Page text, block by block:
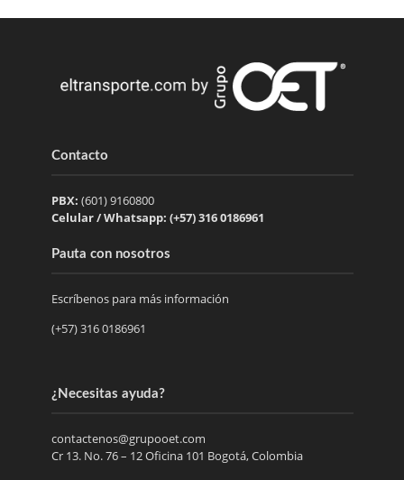
Contacto
PBX: (601) 9160800
Celular / Whatsapp: (+57) 316 0186961
Pauta con nosotros
Escríbenos para más información
(+57) 316 0186961
¿Necesitas ayuda?
contactenos@grupooet.com
Cr 13. No. 76 – 12 Oficina 101 Bogotá, Colombia